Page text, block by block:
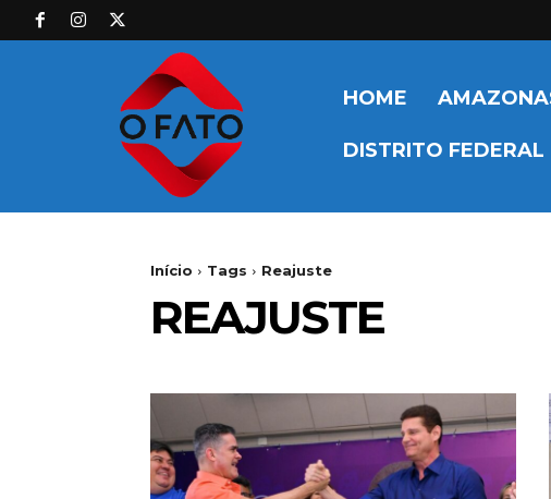
HOME
DISTRITO FEDERAL
Início Tags Reajuste
REAJUSTE